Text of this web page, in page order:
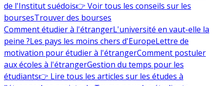
de l'Institut suédois👉 Voir tous les conseils sur les
boursesTrouver des bourses
Comment étudier à l'étrangerL'université en vaut-elle la
peine ?Les pays les moins chers d'EuropeLettre de
motivation pour étudier à l'étrangerComment postuler
aux écoles à l'étrangerGestion du temps pour les
étudiants👉 Lire tous les articles sur les études à